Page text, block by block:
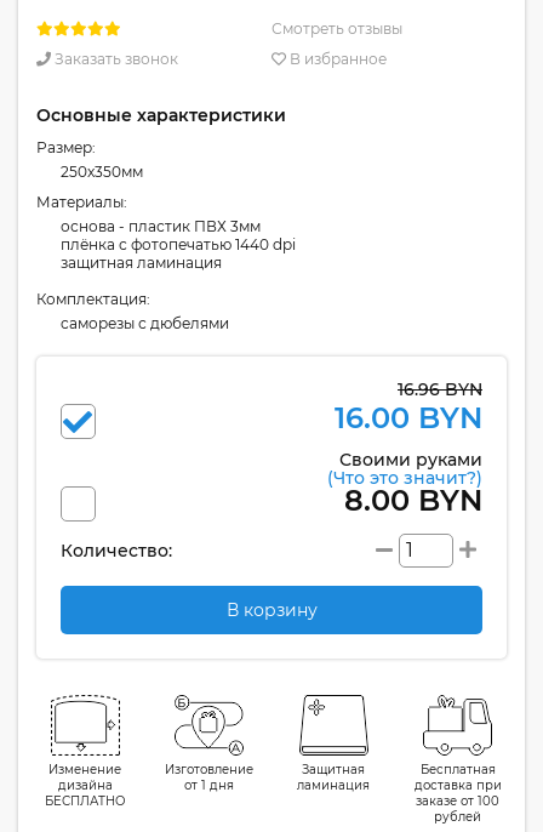
Смотреть отзывы
Заказать звонок
В избранное
Основные характеристики
Размер:
250x350мм
Материалы:
основа - пластик ПВХ 3мм
плёнка с фотопечатью 1440 dpi
защитная ламинация
Комплектация:
cаморезы с дюбелями
16.96 BYN
16.00 BYN
Своими руками
(Что это значит?)
8.00 BYN
Количество:
В корзину
Изменение
дизайна
БЕСПЛАТНО
Изготовление
от 1 дня
Защитная
ламинация
Бесплатная
доставка при
заказе от 100
рублей